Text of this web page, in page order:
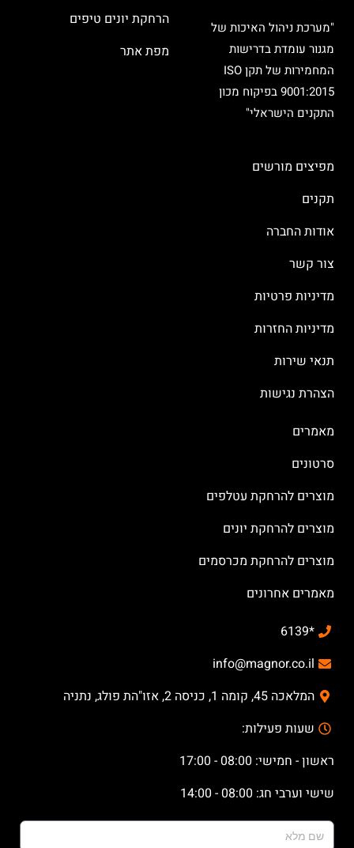
"מערכת ניהול האיכות של
מגנור עומדת בדרישות
המחמירות של תקן ISO
9001:2015 בפיקוח מכון
התקנים הישראלי"
הרחקת יונים טיפים
מפת אתר
מפיצים מורשים
תקנים
אודות החברה
צור קשר
מדיניות פרטיות
מדיניות החזרות
תנאי שירות
הצהרת נגישות
מאמרים
סרטונים
מוצרים להרחקת עטלפים
מוצרים להרחקת יונים
מוצרים להרחקת מכרסמים
מאמרים אחרונים
*6139
info@magnor.co.il
המלאכה 45, קומה 1, כניסה 2, אזו"הת פולג, נתניה
שעות פעילות:
ראשון - חמישי: 08:00 - 17:00
שישי וערבי חג: 08:00 - 14:00